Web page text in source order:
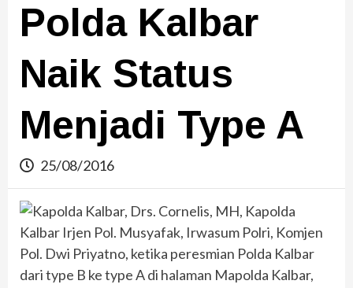
Polda Kalbar
Naik Status
Menjadi Type A
25/08/2016